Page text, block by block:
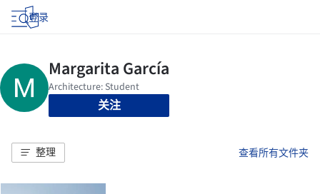
登录
关注
整理 查看所有文件夹